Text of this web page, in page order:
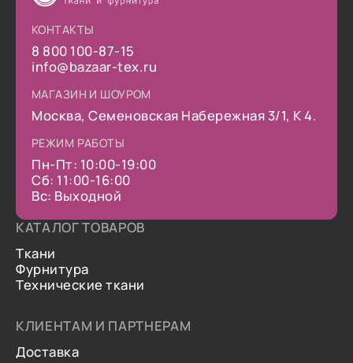
КОНТАКТЫ
8 800 100-87-15
info@bazaar-tex.ru
МАГАЗИН И ШОУРОМ
Москва, Семеновская Набережная 3/1, К 4.
РЕЖИМ РАБОТЫ
Пн-Пт: 10:00-19:00
Сб: 11:00-16:00
Вс: Выходной
КАТАЛОГ ТОВАРОВ
Ткани
Фурнитура
Технические ткани
КЛИЕНТАМ И ПАРТНЕРАМ
Доставка